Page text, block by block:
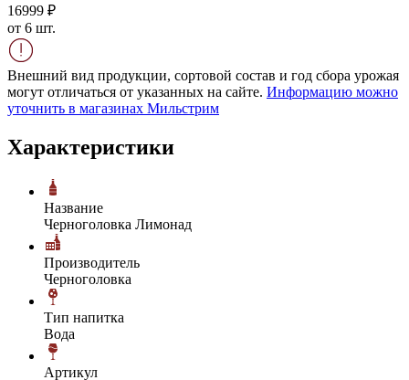
16999 ₽
от 6 шт.
Внешний вид продукции, сортовой состав и год сбора урожая
могут отличаться от указанных на сайте. Информацию можно
уточнить в магазинах Мильстрим
Характеристики
Название
Черноголовка Лимонад
Производитель
Черноголовка
Тип напитка
Вода
Артикул